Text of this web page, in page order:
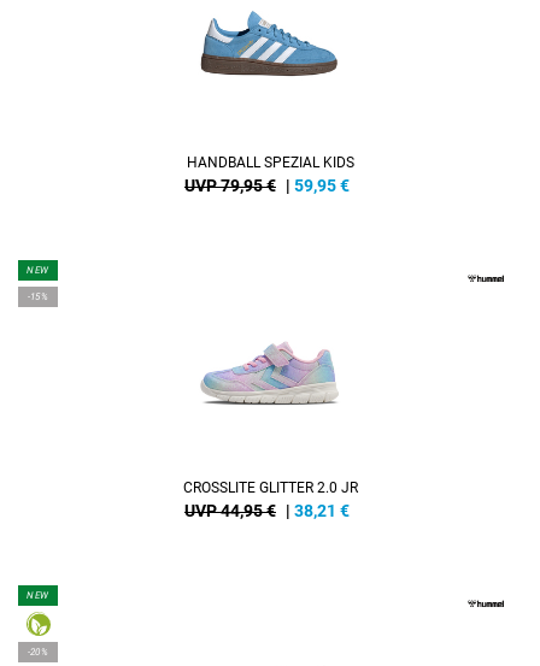
HANDBALL SPEZIAL KIDS
UVP 79,95 € | 59,95€
NEW
-15%
CROSSLITE GLITTER 2.0 JR
UVP 44,95 € | 38,21 €
NEW
-20%